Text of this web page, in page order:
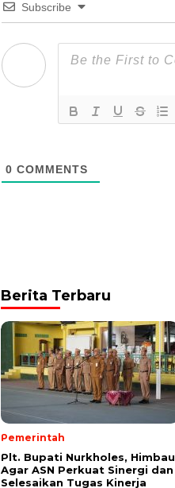
Subscribe
0 COMMENTS
Berita Terbaru
Pemerintah
Plt. Bupati Nurkholes, Himbau
Agar ASN Perkuat Sinergi dan
Selesaikan Tugas Kinerja